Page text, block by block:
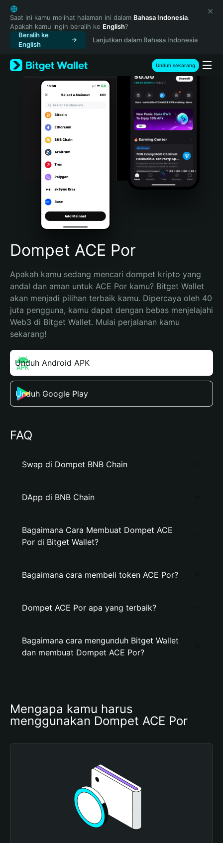
English
日本語
Tiếng Việt
Русский
Español (Latinoamérica)
Türkçe
Italiano
Português (Portugal)
Bahasa Indonesia
Português (Brasil)
Español (Argentina)
Saat ini kamu melihat halaman ini dalam Bahasa Indonesia.
Apakah kamu ingin beralih ke English?
Beralih ke
English
Lanjutkan dalam Bahasa Indonesia
Unduh sekarang
Dompet ACE Por
Apakah kamu sedang mencari dompet kripto yang
andal dan aman untuk ACE Por kamu? Bitget Wallet
akan menjadi pilihan terbaik kamu. Dipercaya oleh 40
juta pengguna, kamu dapat dengan bebas menjelajahi
Web3 di Bitget Wallet. Mulai perjalanan kamu
sekarang!
Unduh Android APK
Unduh Google Play
FAQ
Swap di Dompet BNB Chain
DApp di BNB Chain
Bagaimana Cara Membuat Dompet ACE
Por di Bitget Wallet?
Bagaimana cara membeli token ACE Por?
Dompet ACE Por apa yang terbaik?
Bagaimana cara mengunduh Bitget Wallet
dan membuat Dompet ACE Por?
Mengapa kamu harus
menggunakan Dompet ACE Por